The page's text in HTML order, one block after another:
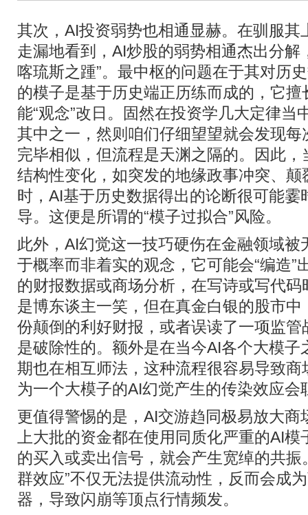
其次，AI投资弱势也相通显赫。在驯服其
走漏地看到，AI炒股的弱势相通杰出分解
喀琉斯之踵”。最中枢的问题在于其对历
的模子是基于历史端正历练而成的，它擅
能“观念”改日。固然在投资学几大定律当
其中之一，然则咱们仔细望望就会发现
完毕相似，但流程是天渊之隔的。因此
结构性变化，如突发的地缘政事冲突、
时，AI基于历史数据得出的论断很可能霎
导。这便是所谓的“模子过拟合”风险。
此外，AI幻觉这一技巧硬伤在金融领域被
于概率而非着实的观念，它可能会“编造”
的财报数据或商场分析，在写诗或写代
是博东谈主一笑，但在真金白银的股市
份颠倒的利好财报，或者误读了一项监
是破除性的。额外是在当今AI各个大模子
期也在相互师法，这种流程很容易导致
为一个大模子的AI幻觉产生的传染效应会
更值得警惕的是，AI交游趋同极易放大商
上大批的资金都在使用同质化严重的AI
的买入或卖出信号，就会产生宽绰的共振
群效应”不仅无法提供流动性，反而会成
器，导致闪崩等顶点行情频发。